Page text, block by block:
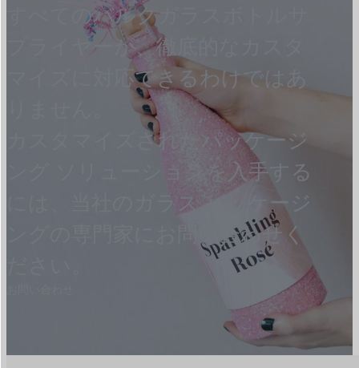
すべてのバルクガラスボトルサ
プライヤーが、徹底的なカスタ
マイズに対応できるわけではあ
カスタマイズされたパッケージ
ング ソリューションを入手する
には、当社のガラス パッケージ
ングの専門家にお問い合わせく